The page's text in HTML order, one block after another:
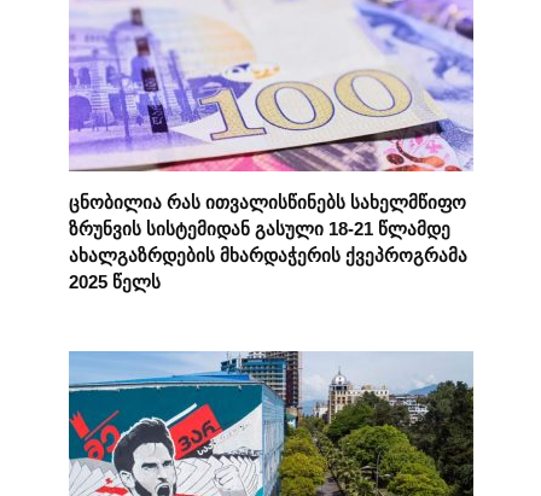
ცნობილია რას ითვალისწინებს სახელმწიფო
ზრუნვის სისტემიდან გასული 18-21 წლამდე
ახალგაზრდების მხარდაჭერის ქვეპროგრამა
2025 წელს